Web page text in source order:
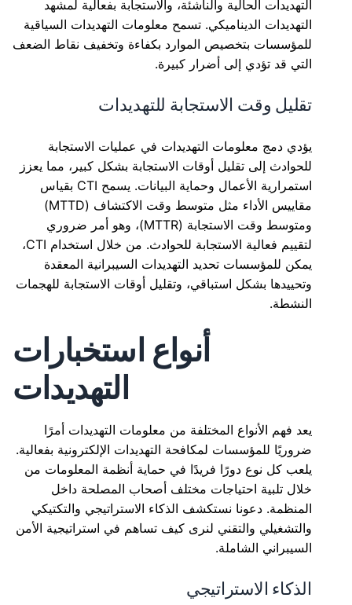
التهديدات الحالية والناشئة، والاستجابة بفعالية لمشهد
التهديدات الديناميكي. تسمح معلومات التهديدات السياقية
للمؤسسات بتخصيص الموارد بكفاءة وتخفيف نقاط الضعف
التي قد تؤدي إلى أضرار كبيرة.
تقليل وقت الاستجابة للتهديدات
يؤدي دمج معلومات التهديدات في عمليات الاستجابة
للحوادث إلى تقليل أوقات الاستجابة بشكل كبير، مما يعزز
استمرارية الأعمال وحماية البيانات. يسمح CTI بقياس
مقاييس الأداء مثل متوسط وقت الاكتشاف (MTTD)
ومتوسط وقت الاستجابة (MTTR)، وهو أمر ضروري
لتقييم فعالية الاستجابة للحوادث. من خلال استخدام CTI،
يمكن للمؤسسات تحديد التهديدات السيبرانية المعقدة
وتحييدها بشكل استباقي، وتقليل أوقات الاستجابة للهجمات
النشطة.
أنواع استخبارات
التهديدات
يعد فهم الأنواع المختلفة من معلومات التهديدات أمرًا
ضروريًا للمؤسسات لمكافحة التهديدات الإلكترونية بفعالية.
يلعب كل نوع دورًا فريدًا في حماية أنظمة المعلومات من
خلال تلبية احتياجات مختلف أصحاب المصلحة داخل
المنظمة. دعونا نستكشف الذكاء الاستراتيجي والتكتيكي
والتشغيلي والتقني لنرى كيف تساهم في استراتيجية الأمن
السيبراني الشاملة.
الذكاء الاستراتيجي